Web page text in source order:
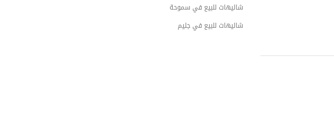
شاليهات للبيع في سموحة
شاليهات للبيع في جليم